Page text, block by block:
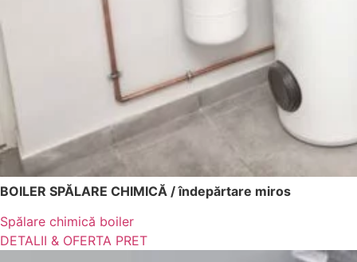
BOILER SPĂLARE CHIMICĂ / îndepărtare miros
Spălare chimică boiler
DETALII & OFERTA PRET